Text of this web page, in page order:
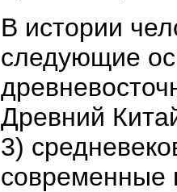
В истории
следующие
Древний
3)
современные